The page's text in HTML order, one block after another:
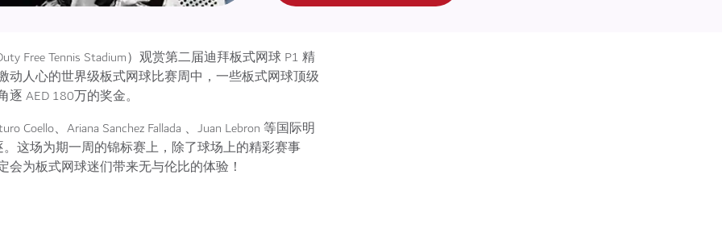
Free Tennis Stadium）观赏第二届迪拜板式网球 P1 精
人心的世界级板式网球比赛周中，一些板式网球顶级
AED 180万的奖金。
、Ariana Sanchez Fallada 、Juan Lebron 等国际明
这场为期一周的锦标赛上，除了球场上的精彩赛事
为板式网球迷们带来无与伦比的体验！